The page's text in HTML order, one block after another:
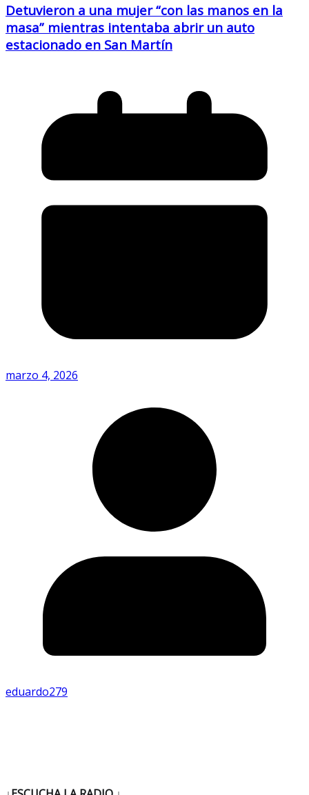
Detuvieron a una mujer “con las manos en la
masa” mientras intentaba abrir un auto
estacionado en San Martín
marzo 4, 2026
eduardo279